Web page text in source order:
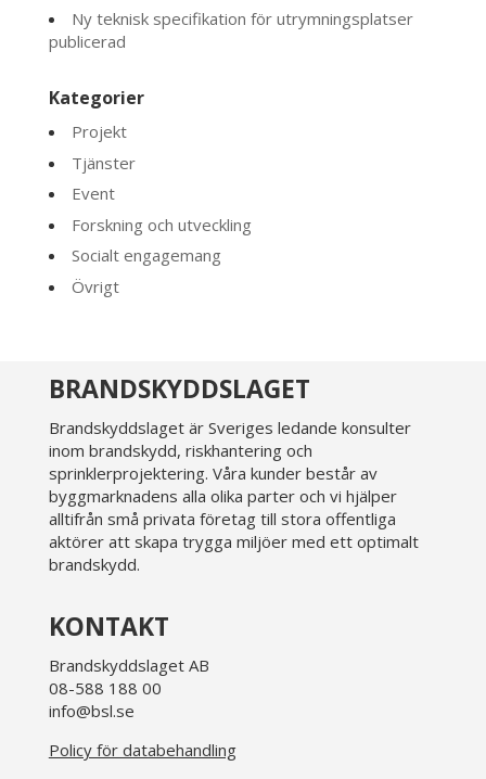
Ny teknisk specifikation för utrymningsplatser
publicerad
Kategorier
Projekt
Tjänster
Event
Forskning och utveckling
Socialt engagemang
Övrigt
BRANDSKYDDSLAGET
Brandskyddslaget är Sveriges ledande konsulter
inom brandskydd, riskhantering och
sprinklerprojektering. Våra kunder består av
byggmarknadens alla olika parter och vi hjälper
alltifrån små privata företag till stora offentliga
aktörer att skapa trygga miljöer med ett optimalt
brandskydd.
KONTAKT
Brandskyddslaget AB
08-588 188 00
info@bsl.se
Policy för databehandling